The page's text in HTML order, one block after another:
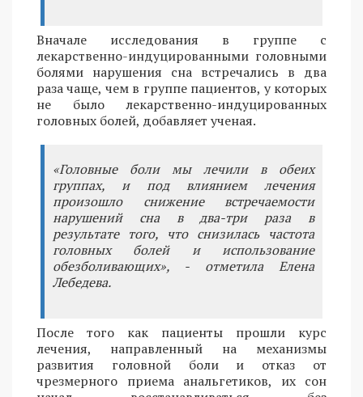
Вначале исследования в группе с
лекарственно-индуцированными головными
болями нарушения сна встречались в два
раза чаще, чем в группе пациентов, у которых
не было лекарственно-индуцированных
головных болей, добавляет ученая.
«Головные боли мы лечили в обеих
группах, и под влиянием лечения
произошло снижение встречаемости
нарушений сна в два-три раза в
результате того, что снизилась частота
головных болей и использование
обезболивающих», - отметила Елена
Лебедева.
После того как пациенты прошли курс
лечения, направленный на механизмы
развития головной боли и отказ от
чрезмерного приема анальгетиков, их сон